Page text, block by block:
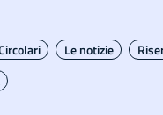
Le notizie